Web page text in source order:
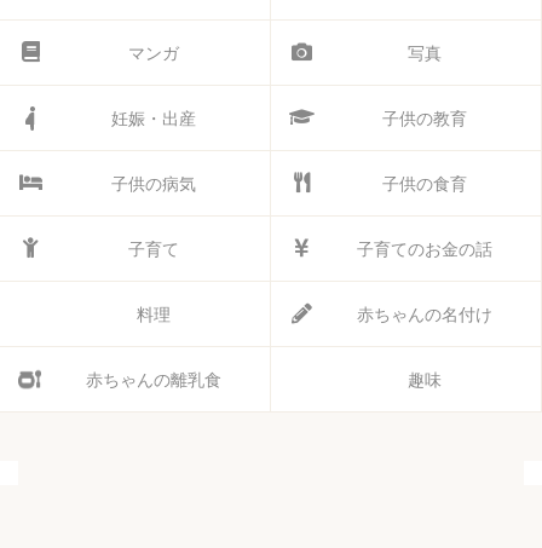
マンガ 写真
妊娠・出産 子供の教育
子供の病気 子供の食育
子育て 子育てのお金の話
料理 赤ちゃんの名付け
赤ちゃんの離乳食 趣味